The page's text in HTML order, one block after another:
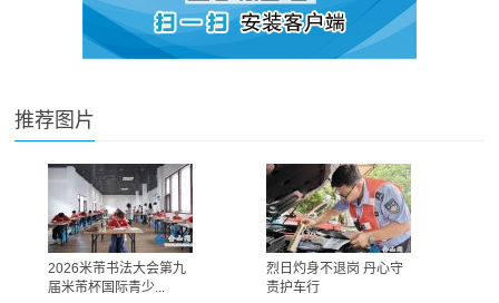
推荐图片
2026米芾书法大会第九
届米芾杯国际青少...
烈日灼身不退岗 丹心守
责护车行